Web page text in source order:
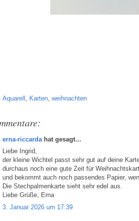
Aquarell Karten weihnachten
erna-riccarda hat gesagt…
Liebe Ingrid,
der kleine Wichtel passt sehr gut auf deine
durchaus noch eine gute Zeit für
und bekommt auch noch passendes Papier,
Die Stechpalmenkarte sieht sehr edel aus.
Liebe Grüße, Erna
3. Januar 2026 um 17:39